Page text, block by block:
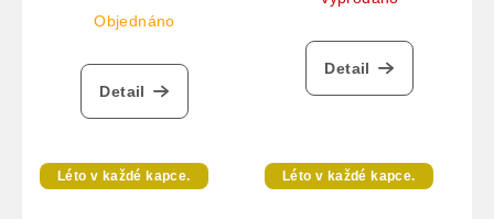
cena:Objednáno
Detail
Detail
Léto v každé kapce. Léto v každé kapce.